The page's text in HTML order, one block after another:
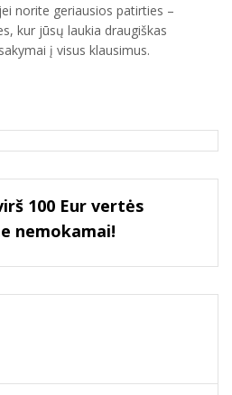
norite geriausios patirties –
kur jūsų laukia draugiškas
į visus klausimus.
100 Eur vertės
nemokamai!